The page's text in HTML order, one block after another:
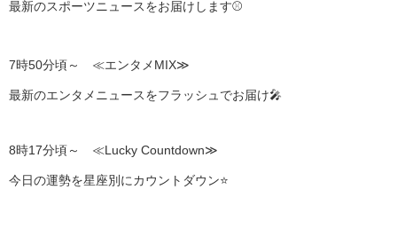
最新のスポーツニュースをお届けします⚾
7時50分頃～ ≪エンタメMIX≫
最新のエンタメニュースをフラッシュでお届け🎤
8時17分頃～ ≪Lucky Countdown≫
今日の運勢を星座別にカウントダウン⭐